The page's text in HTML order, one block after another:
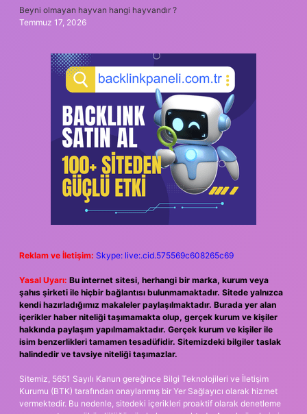
Beyni olmayan hayvan hangi hayvandır ?
Temmuz 17, 2026
Reklam ve İletişim: Skype: live:.cid.575569c608265c69
Yasal Uyarı: Bu internet sitesi, herhangi bir marka, kurum veya
şahıs şirketi ile hiçbir bağlantısı bulunmamaktadır. Sitede yalnızca
kendi hazırladığımız makaleler paylaşılmaktadır. Burada yer alan
içerikler haber niteliği taşımamakta olup, gerçek kurum ve kişiler
hakkında paylaşım yapılmamaktadır. Gerçek kurum ve kişiler ile
isim benzerlikleri tamamen tesadüfidir. Sitemizdeki bilgiler taslak
halindedir ve tavsiye niteliği taşımazlar.
Sitemiz, 5651 Sayılı Kanun gereğince Bilgi Teknolojileri ve İletişim
Kurumu (BTK) tarafından onaylanmış bir Yer Sağlayıcı olarak hizmet
vermektedir. Bu nedenle, sitedeki içerikleri proaktif olarak denetleme